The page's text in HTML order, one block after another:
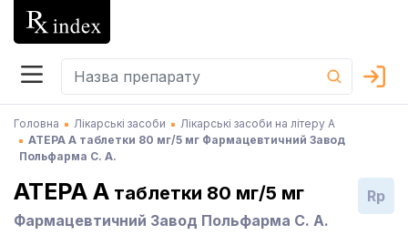
Головна Лікарські засоби
Лікарські засоби на літеру А
АТЕРА А таблетки 80 мг/5 мг Фармацевтичний Завод
Польфарма С. А.
АТЕРА А таблетки 80 мг/5 мг
Фармацевтичний Завод Польфарма С. А.
Rp